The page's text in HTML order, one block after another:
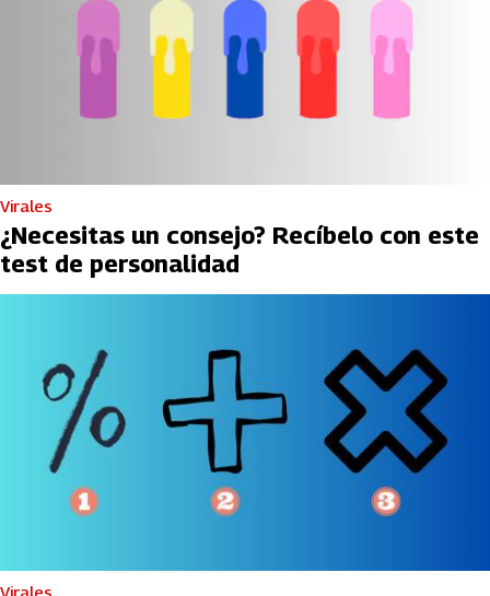
Virales
¿Necesitas un consejo? Recíbelo con este
test de personalidad
Virales